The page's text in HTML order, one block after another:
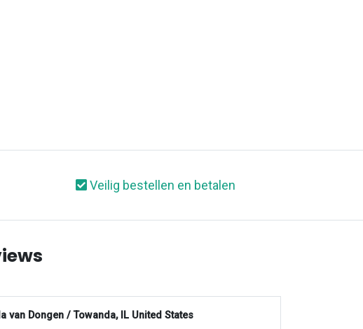
Veilig bestellen en betalen
van Dongen / Towanda, IL United States